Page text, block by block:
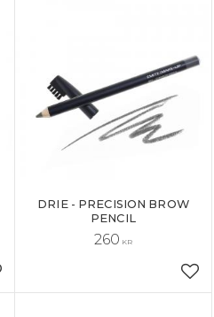
till i favoriter
DRIE - PRECISION BROW
PENCIL
260 KR